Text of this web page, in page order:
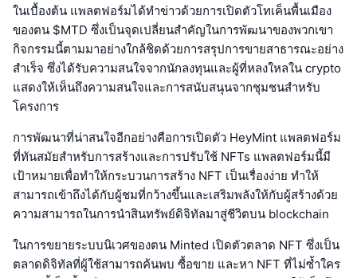
ในเบื้องต้น แพลตฟอร์มได้ทำข่าวด้วยการเปิดตัวโทเค็นพื้นเมือง
ของตน $MTD ซึ่งเป็นจุดเปลี่ยนสำคัญในการพัฒนาของพวกเขา
กิจกรรมนี้ตามมาอย่างใกล้ชิดด้วยการสรุปการขายสาธารณะอย่าง
สำเร็จ ซึ่งได้รับความสนใจจากนักลงทุนและผู้ที่หลงใหลใน crypto
แสดงให้เห็นถึงความสนใจและการสนับสนุนจากชุมชนสำหรับ
โครงการ
การพัฒนาที่น่าสนใจอีกอย่างคือการเปิดตัว HeyMint แพลตฟอร์ม
ที่ทันสมัยสำหรับการสร้างและการปรับใช้ NFTs แพลตฟอร์มนี้มี
เป้าหมายเพื่อทำให้กระบวนการสร้าง NFT เป็นเรื่องง่าย ทำให้
สามารถเข้าถึงได้กับผู้ชมที่กว้างขึ้นและเสริมพลังให้กับผู้สร้างด้วย
ความสามารถในการนำสินทรัพย์ดิจิทัลมาสู่ชีวิตบน blockchain
ในการขยายระบบนิเวศของตน Minted เปิดตัวตลาด NFT ซึ่งเป็น
ตลาดดิจิทัลที่ผู้ใช้สามารถค้นพบ ซื้อขาย และหา NFT ที่ไม่ซ้ำใคร